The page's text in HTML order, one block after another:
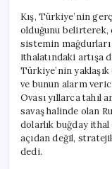
Kış, Türkiye’nin
olduğunu belirterek,
sistemin
ithalatındaki artışa
Türkiye’nin
ve bunun alarm
Ovası yıllarca tahıl
savaş halinde olan
dolarlık buğday
açıdan değil,
dedi.